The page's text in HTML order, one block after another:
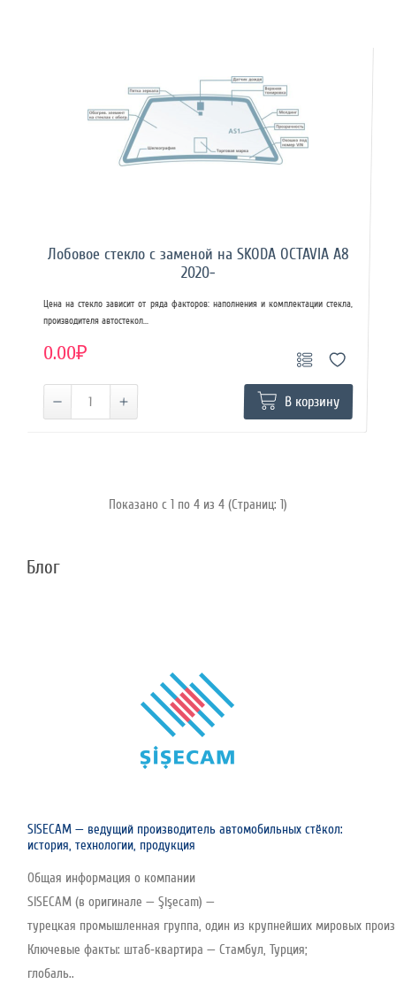
Лобовое стекло с заменой на SKODA OCTAVIA A8
2020-
Цена на стекло зависит от ряда факторов: наполнения и комплектации стекла,
производителя автостекол...
0.00₽
В корзину
Показано с 1 по 4 из 4 (Страниц: 1)
Блог
SISECAM — ведущий производитель автомобильных стёкол:
история, технологии, продукция
Общая информация о компании
SISECAM (в оригинале — Şişecam) —
турецкая промышленная группа, один из крупнейших мировых
Ключевые факты: штаб‑квартира — Стамбул, Турция;
глобаль..